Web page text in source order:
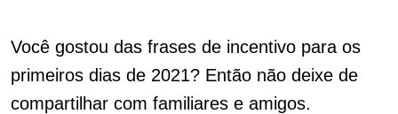
Você gostou das frases de incentivo para os
primeiros dias de 2021? Então não deixe de
compartilhar com familiares e amigos.